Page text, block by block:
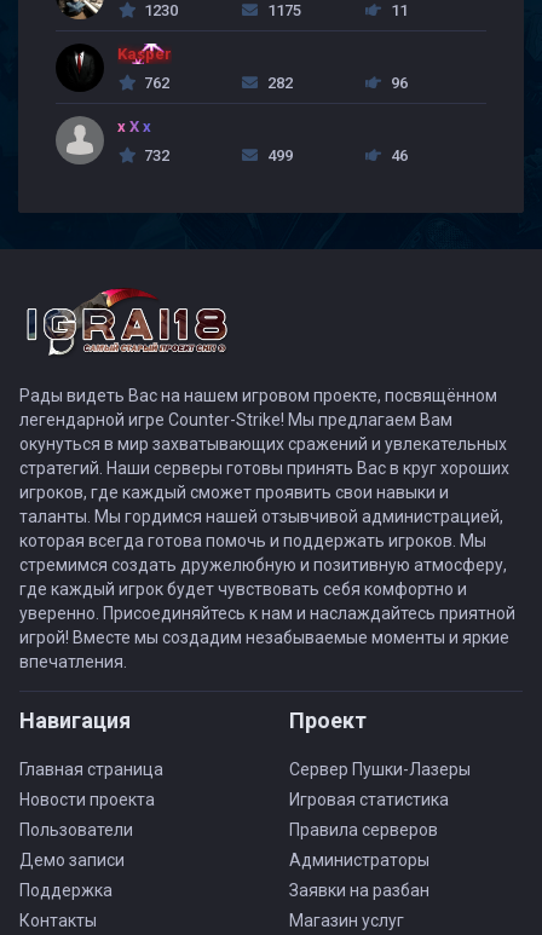
1230
1175 11
Kasper
762
282 96
x X x
732
499 46
Рады видеть Вас на нашем игровом проекте, посвящённом
легендарной игре Counter-Strike! Мы предлагаем Вам
окунуться в мир захватывающих сражений и увлекательных
стратегий. Наши серверы готовы принять Вас в круг хороших
игроков, где каждый сможет проявить свои навыки и
таланты. Мы гордимся нашей отзывчивой администрацией,
которая всегда готова помочь и поддержать игроков. Мы
стремимся создать дружелюбную и позитивную атмосферу,
где каждый игрок будет чувствовать себя комфортно и
уверенно. Присоединяйтесь к нам и наслаждайтесь приятной
игрой! Вместе мы создадим незабываемые моменты и яркие
впечатления.
Навигация
Главная страница
Новости проекта
Пользователи
Демо записи
Поддержка
Контакты
Проект
Сервер Пушки-Лазеры
Игровая статистика
Правила серверов
Администраторы
Заявки на разбан
Магазин услуг